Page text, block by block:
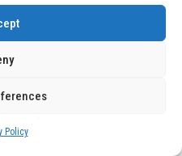
Policy
en Residencia
Fatales